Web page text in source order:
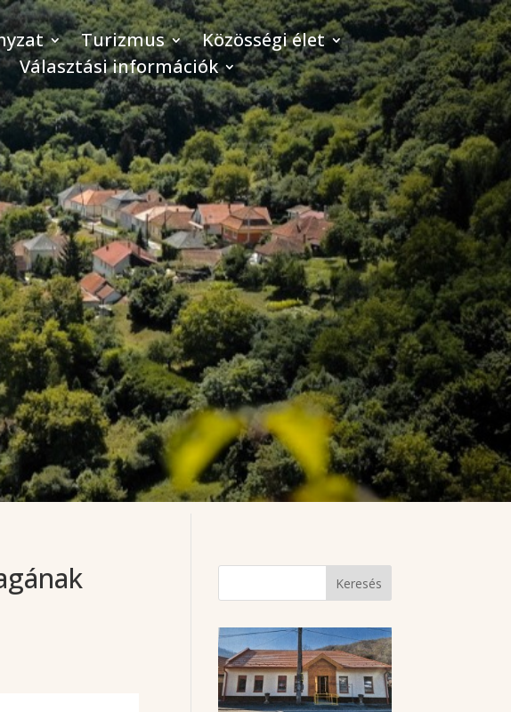
Turizmus
Közösségi élet
Választási információk